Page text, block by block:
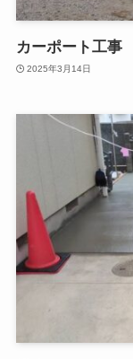
カーポート工事
2025年3月14日